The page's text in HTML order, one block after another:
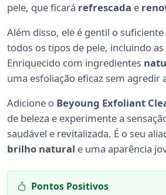
pele, que ficará refrescada e
Além disso, ele é gentil o
todos os tipos de pele, incluindo
Enriquecido com ingredientes
uma esfoliação eficaz sem agredir
Adicione o Beyoung Exfoliant
de beleza e experimente a
saudável e revitalizada. É o seu
brilho natural e uma aparência
Pontos Positivos